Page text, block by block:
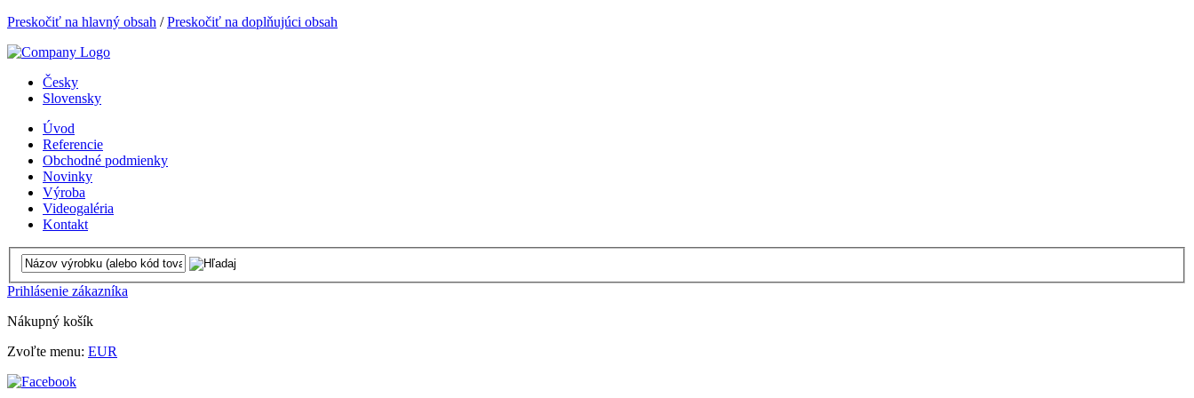
Preskočiť na hlavný obsah /Preskočiť na doplňujúci obsah
Česky
Slovensky
Úvod
Referencie
Obchodné podmienky
Novinky
Výroba
Videogaléria
Kontakt
Prihlásenie zákazníka
Nákupný košík
Zvoľte menu: EUR